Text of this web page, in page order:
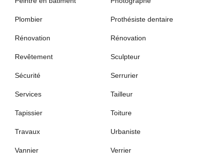
Plombier Prothésiste dentaire
Rénovation Rénovation
Revêtement Sculpteur
Sécurité Serrurier
Services Tailleur
Tapissier Toiture
Travaux Urbaniste
Vannier Verrier